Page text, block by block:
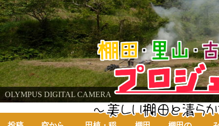
OLYMPUS DIGITAL CAMERA
～美しい棚田の自然と古代米～
棚田・里山・古代米・鮒プロジェクト